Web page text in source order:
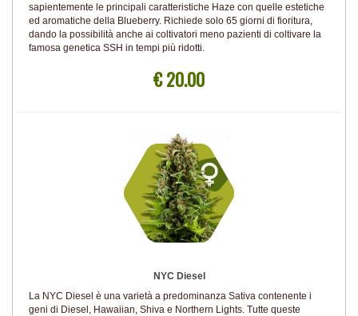
sapientemente le principali caratteristiche Haze con quelle estetiche
ed aromatiche della Blueberry. Richiede solo 65 giorni di fioritura,
dando la possibilità anche ai coltivatori meno pazienti di coltivare la
famosa genetica SSH in tempi più ridotti.
€ 20.00
NYC Diesel
La NYC Diesel è una varietà a predominanza Sativa contenente i
geni di Diesel, Hawaiian, Shiva e Northern Lights. Tutte queste